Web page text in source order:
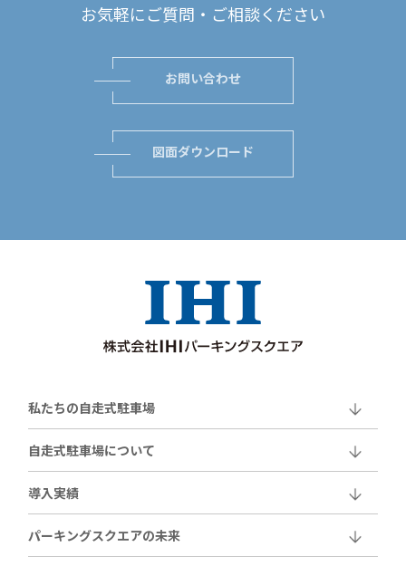
お気軽にご質問・ご相談ください
お問い合わせ
図面ダウンロード
私たちの自走式駐車場
自走式駐車場について
導入実績
パーキングスクエアの未来